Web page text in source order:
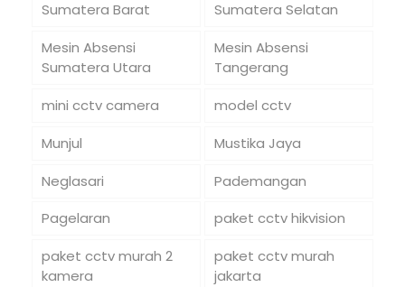
Sumatera Barat
Sumatera Selatan
Mesin Absensi
Sumatera Utara
Mesin Absensi
Tangerang
mini cctv camera
model cctv
Munjul
Mustika Jaya
Neglasari
Pademangan
Pagelaran
paket cctv hikvision
paket cctv murah 2
kamera
paket cctv murah
jakarta